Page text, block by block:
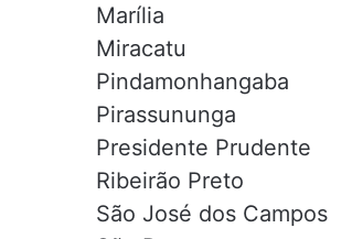
Marília
Miracatu
Pindamonhangaba
Pirassununga
Presidente Prudente
Ribeirão Preto
São José dos Campos